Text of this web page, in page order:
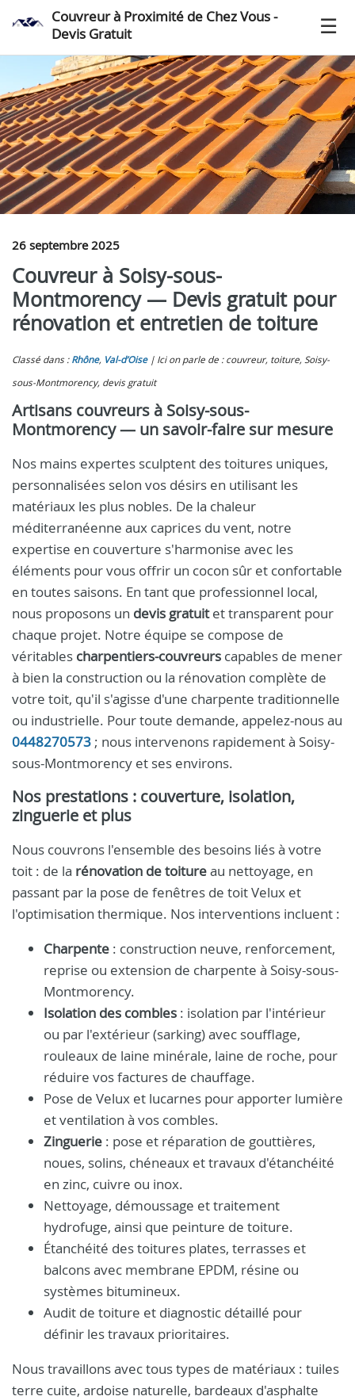
Couvreur à Proximité de Chez Vous -
Devis Gratuit
26 septembre 2025
Couvreur à Soisy-sous-
Montmorency — Devis gratuit pour
rénovation et entretien de toiture
Classé dans : Rhône, Val-d’Oise
Ici on parle de : couvreur, toiture, Soisy-
sous-Montmorency, devis gratuit
Artisans couvreurs à Soisy-sous-
Montmorency — un savoir-faire sur mesure
Nos mains expertes sculptent des toitures uniques,
personnalisées selon vos désirs en utilisant les
matériaux les plus nobles. De la chaleur
méditerranéenne aux caprices du vent, notre
expertise en couverture s'harmonise avec les
éléments pour vous offrir un cocon sûr et confortable
en toutes saisons. En tant que professionnel local,
nous proposons un devis gratuitet transparent pour
chaque projet. Notre équipe se compose de
véritables charpentiers-couvreurs capables de mener
à bien la construction ou la rénovation complète de
votre toit, qu'il s'agisse d'une charpente traditionnelle
ou industrielle. Pour toute demande, appelez-nous au
0448270573 ; nous intervenons rapidement à Soisy-
sous-Montmorency et ses environs.
Nos prestations : couverture, isolation,
zinguerie et plus
Nous couvrons l'ensemble des besoins liés à votre
toit : de la rénovation de toitureau nettoyage, en
passant par la pose de fenêtres de toit Velux et
l'optimisation thermique. Nos interventions incluent :
Charpente : construction neuve, renforcement,
reprise ou extension de charpente à Soisy-sous-
Montmorency.
Isolation des combles : isolation par l'intérieur
ou par l'extérieur (sarking) avec soufflage,
rouleaux de laine minérale, laine de roche, pour
réduire vos factures de chauffage.
Pose de Velux et lucarnes pour apporter lumière
et ventilation à vos combles.
Zinguerie : pose et réparation de gouttières,
noues, solins, chéneaux et travaux d'étanchéité
en zinc, cuivre ou inox.
Nettoyage, démoussage et traitement
hydrofuge, ainsi que peinture de toiture.
Étanchéité des toitures plates, terrasses et
balcons avec membrane EPDM, résine ou
systèmes bitumineux.
Audit de toiture et diagnostic détaillé pour
définir les travaux prioritaires.
Nous travaillons avec tous types de matériaux : tuiles
terre cuite, ardoise naturelle, bardeaux d'asphalte